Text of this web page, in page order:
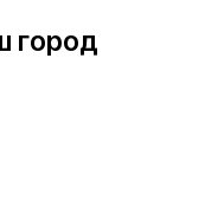
Психотерапевт
тартар с лепестками роз 8
город